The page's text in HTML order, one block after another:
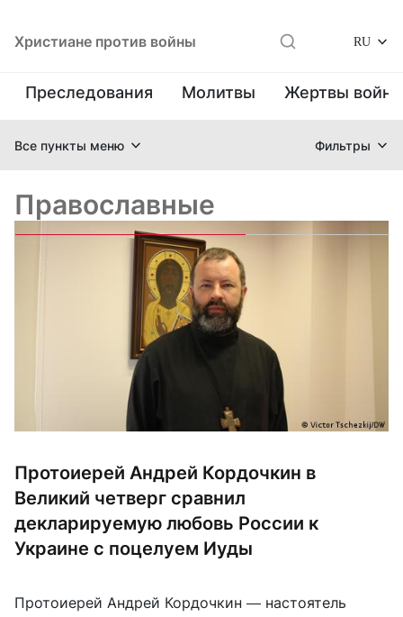
Христиане против войны RU
Преследования Молитвы Жертвы
Все пункты меню Фильтры
Православные
Протоиерей Андрей Кордочкин в
Великий четверг сравнил
декларируемую любовь России к
Украине с поцелуем Иуды
Протоиерей Андрей Кордочкин — настоятель